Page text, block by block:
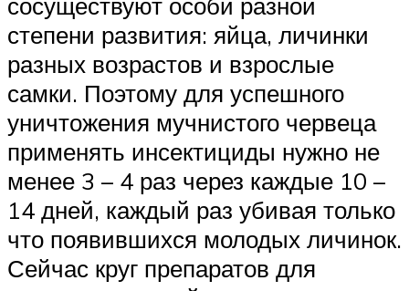
степени развития: яйца, личинки
разных возрастов и взрослые
самки. Поэтому для успешного
уничтожения мучнистого червеца
применять инсектициды нужно не
менее 3 – 4 раз через каждые 10 –
14 дней, каждый раз убивая только
что появившихся молодых личинок.
Сейчас круг препаратов для